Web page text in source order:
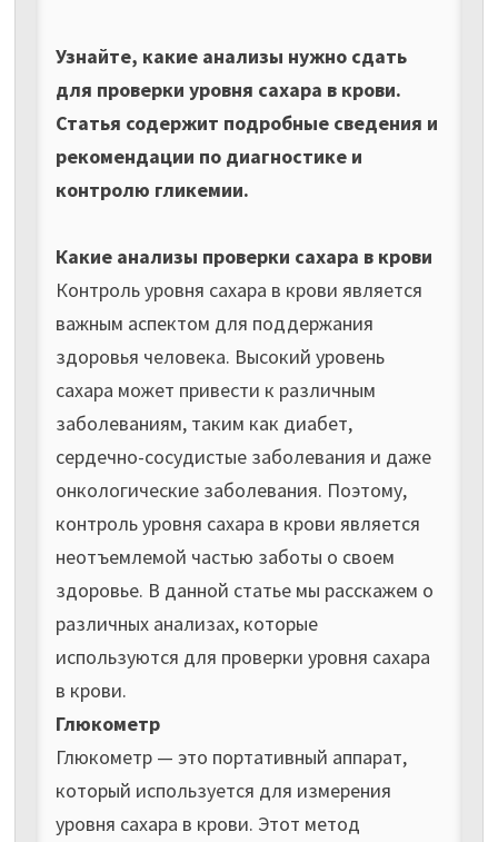
Узнайте, какие анализы нужно сдать
для проверки уровня сахара в крови.
Статья содержит подробные сведения и
рекомендации по диагностике и
контролю гликемии.
Какие анализы проверки сахара в крови
Контроль уровня сахара в крови является
важным аспектом для поддержания
здоровья человека. Высокий уровень
сахара может привести к различным
заболеваниям, таким как диабет,
сердечно-сосудистые заболевания и даже
онкологические заболевания. Поэтому,
контроль уровня сахара в крови является
неотъемлемой частью заботы о своем
здоровье. В данной статье мы расскажем о
различных анализах, которые
используются для проверки уровня сахара
в крови.
Глюкометр
Глюкометр — это портативный аппарат,
который используется для измерения
уровня сахара в крови. Этот метод